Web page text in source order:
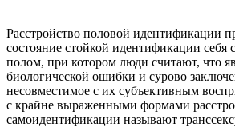
Расстройство половой идентификации
состояние стойкой идентификации
полом, при котором люди считают, что
биологической ошибки и сурово
несовместимое с их субъективным
с крайне выраженными формами
самоидентификации называют